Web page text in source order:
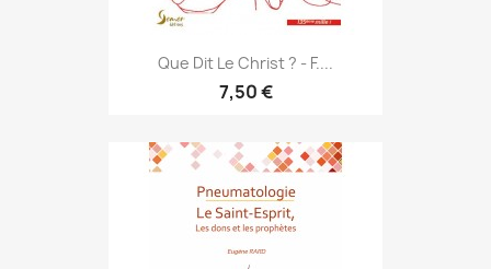
Que Dit Le Christ ? - F....
7,50 €